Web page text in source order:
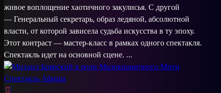
живое воплощение хаотичного закулисья. С другой
— Генеральный секретарь, образ ледяной, абсолютной
власти, от которой зависела судьба искусства в ту эпоху.
Этот контраст — мастер-класс в рамках одного спектакля.
Спектакль идет на основной сцене. ...